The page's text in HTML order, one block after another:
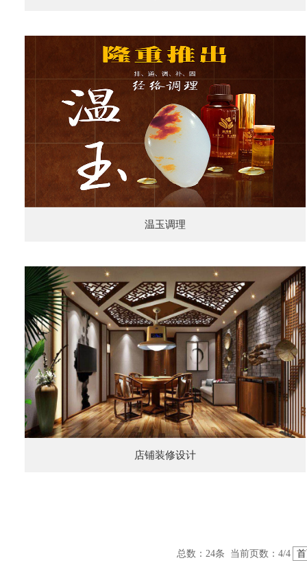
温玉调理
店铺装修设计
总数：24条 当前页数： 4/4